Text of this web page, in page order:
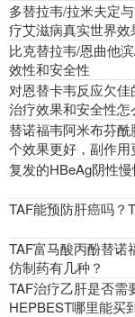
多替拉韦/拉米夫定
疗艾滋病真实世界效
比克替拉韦/恩曲他
效性和安全性
对恩替卡韦反应欠
治疗效果和安全性怎
替诺福韦阿米布芬
个效果更好，副作用
复发的HBeAg阴性
TAF能预防肝癌吗？
TAF富马酸丙酚替诺
仿制药有几种？
TAF治疗乙肝是否需
HEPBEST哪里能买